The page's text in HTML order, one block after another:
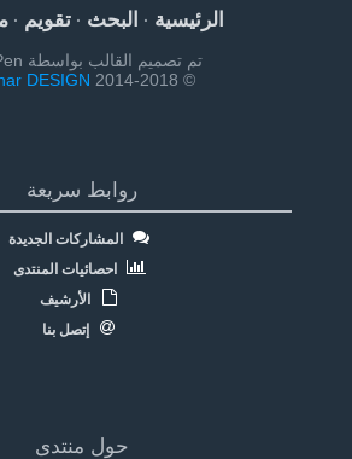
الرئيسية· البحث· تقويم·
تم تصميم القالب بواسطة NetPen:
© 2014-2018
Mishar DESIGN
روابط سريعة
المشاركات الجديدة
احصائيات المنتدى
الأرشيف
إتصل بنا
حول منتدى